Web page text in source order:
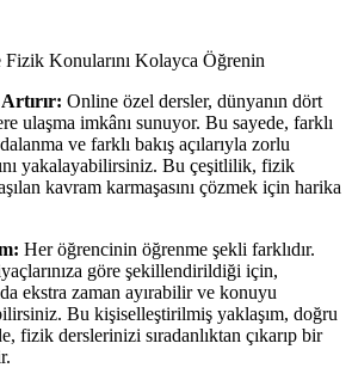
Online özel dersler, dünyanın dört
ulaşma imkânı sunuyor. Bu sayede, farklı
ve farklı bakış açılarıyla zorlu
yakalayabilirsiniz. Bu çeşitlilik, fizik
kavram karmaşasını çözmek için harika
Her öğrencinin öğrenme şekli farklıdır.
göre şekillendirildiği için,
ekstra zaman ayırabilir ve konuyu
Bu kişiselleştirilmiş yaklaşım, doğru
fizik derslerinizi sıradanlıktan çıkarıp bir